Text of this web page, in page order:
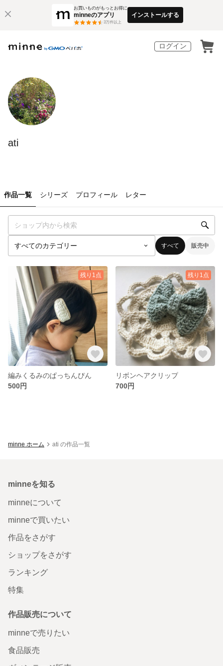
お買いものがもっとお得に
minneのアプリ
3万件以上
インストールする
ログイン
ati
作品一覧 シリーズ プロフィール レター
すべて 販売中
残り1点
編みくるみのぱっちんぴん
500円
残り1点
リボンヘアクリップ
700円
minne ホーム ati の作品一覧
minneを知る
minneについて
minneで買いたい
作品をさがす
ショップをさがす
ランキング
特集
作品販売について
minneで売りたい
食品販売